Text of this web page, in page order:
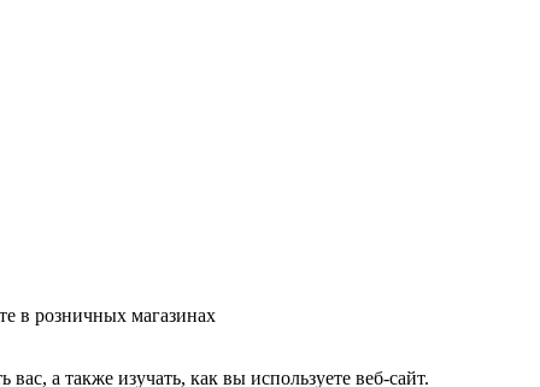
в розничных магазинах
а также изучать, как вы используете веб-сайт.